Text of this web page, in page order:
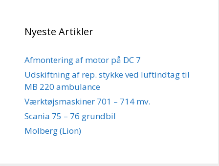
Nyeste Artikler
Afmontering af motor på DC 7
Udskiftning af rep. stykke ved luftindtag til
MB 220 ambulance
Værktøjsmaskiner 701 – 714 mv.
Scania 75 – 76 grundbil
Molberg (Lion)